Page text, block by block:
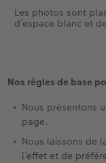
Les photos sont
d’espace blanc et
Nos règles de base
Nous présentons
page.
Nous laissons de
l’effet et de